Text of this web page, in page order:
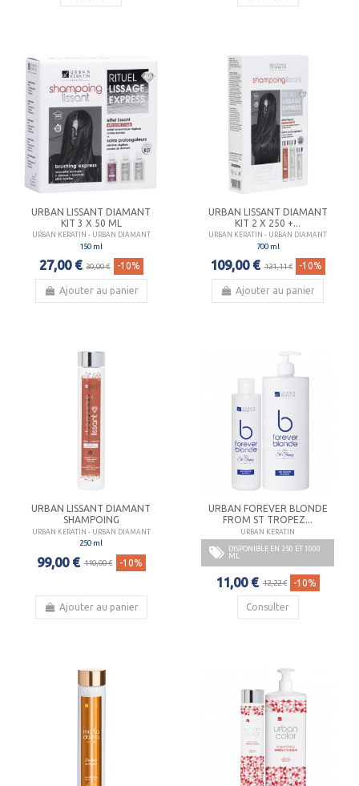
URBAN LISSANT DIAMANT
KIT 3 X 50 ML
URBAN KERATIN - URBAN DIAMANT
150 ml
27,00 € 30,00 € -10%
Ajouter au panier
URBAN LISSANT DIAMANT
KIT 2 X 250 +...
URBAN KERATIN - URBAN DIAMANT
700 ml
109,00 € 121,11 € -10%
Ajouter au panier
URBAN LISSANT DIAMANT
SHAMPOING
URBAN KERATIN - URBAN DIAMANT
250 ml
99,00 € 110,00 € -10%
Ajouter au panier
URBAN FOREVER BLONDE
FROM ST TROPEZ...
URBAN KERATIN
DISPONIBLE EN 250 ET 1000
ML
11,00 € 12,22 € -10%
Consulter